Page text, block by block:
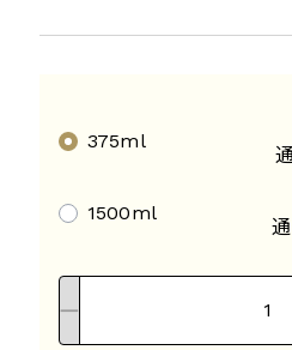
375ml
1500ml